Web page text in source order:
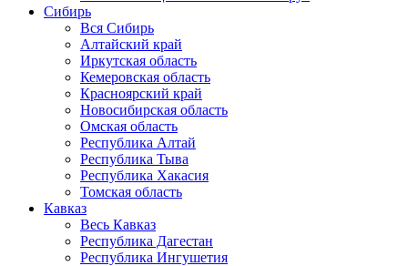
Сибирь
Вся Сибирь
Алтайский край
Иркутская область
Кемеровская область
Красноярский край
Новосибирская область
Омская область
Республика Алтай
Республика Тыва
Республика Хакасия
Томская область
Кавказ
Весь Кавказ
Республика Дагестан
Республика Ингушетия